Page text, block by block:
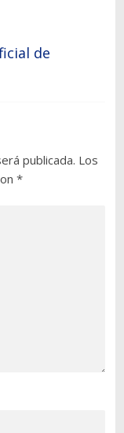
de
publicada. Los
*